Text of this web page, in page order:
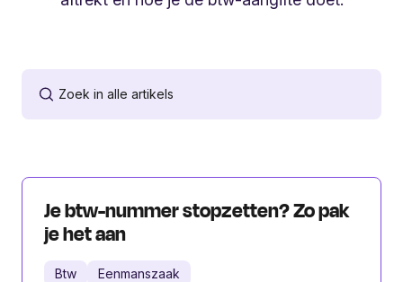
Je btw-nummer stopzetten? Zo pak
je het aan
Btw Eenmanszaak